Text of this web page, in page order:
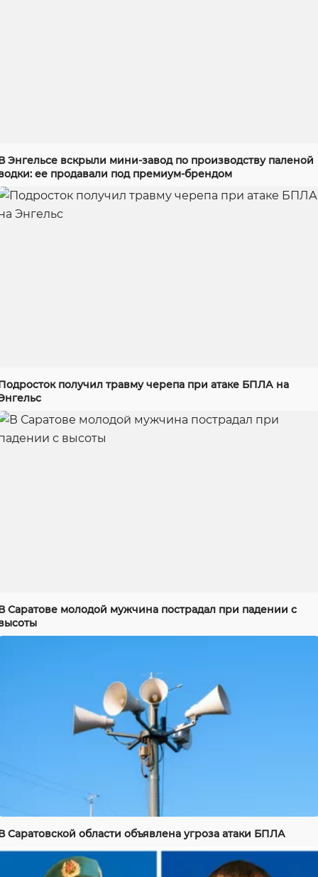
Энгельсе вскрыли мини-завод по производству паленой
ее продавали под премиум-брендом
получил травму черепа при атаке БПЛА на
Саратове молодой мужчина пострадал при падении с
Саратовской области объявлена угроза атаки БПЛА